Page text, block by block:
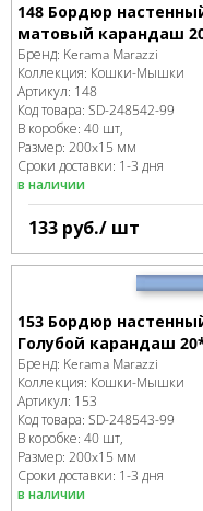
148 Бордюр
матовый карандаш
Бренд: Kerama Marazzi
Коллекция: Кошки-Мышки
Артикул: 148
Код товара: SD-248542-99
В коробке: 40 шт,
Размер: 200x15 мм
Сроки доставки: 1-3 дня
в наличии
133 руб./ шт
153 Бордюр
Голубой карандаш
Бренд: Kerama Marazzi
Коллекция: Кошки-Мышки
Артикул: 153
Код товара: SD-248543-99
В коробке: 40 шт,
Размер: 200x15 мм
Сроки доставки: 1-3 дня
в наличии